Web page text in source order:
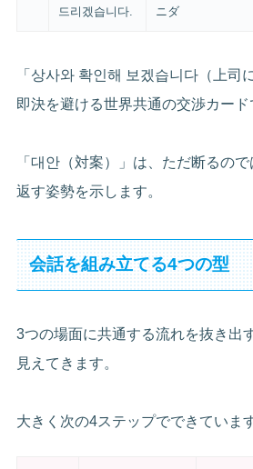
드리겠습니다.
ニダ
「상사와 확인해 보겠습니다（上司
即決を避ける世界共通の交渉カード
「대안（対案）」は、ただ断るの
返す姿勢を示します。
会話を組み立てる4つの型
3つの場面に共通する流れを抜き出
見えてきます。
大きく次の4ステップでできていま